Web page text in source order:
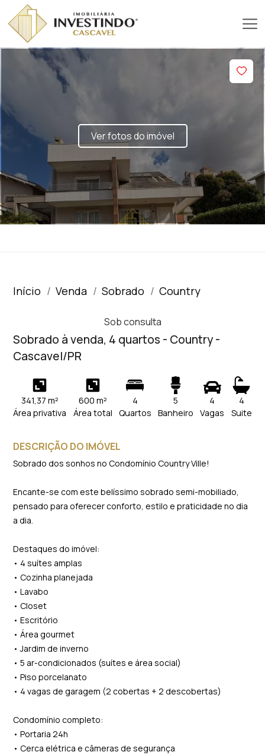
Ver fotos do imóvel
Início Venda Sobrado Country
Sob consulta
Sobrado à venda, 4 quartos - Country -
Cascavel/PR
341,37 m²
Área privativa
600 m²
Área total
4
Quartos
5
Banheiro
4
Vagas
4
Suite
DESCRIÇÃO DO IMÓVEL
Sobrado dos sonhos no Condomínio Country Ville!
Encante-se com este belíssimo sobrado semi-mobiliado,
pensado para oferecer conforto, estilo e praticidade no dia
a dia.
Destaques do imóvel:
• 4 suítes amplas
• Cozinha planejada
• Lavabo
• Closet
• Escritório
• Área gourmet
• Jardim de inverno
• 5 ar-condicionados (suítes e área social)
• Piso porcelanato
• 4 vagas de garagem (2 cobertas + 2 descobertas)
Condomínio completo:
• Portaria 24h
• Cerca elétrica e câmeras de segurança